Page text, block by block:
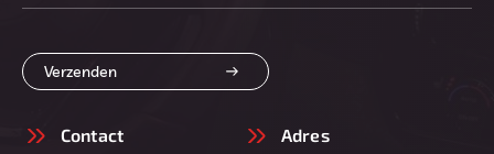
Verzenden
Contact Adres